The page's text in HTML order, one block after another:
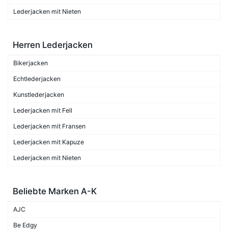
Lederjacken mit Nieten
Herren Lederjacken
Bikerjacken
Echtlederjacken
Kunstlederjacken
Lederjacken mit Fell
Lederjacken mit Fransen
Lederjacken mit Kapuze
Lederjacken mit Nieten
Beliebte Marken A-K
AJC
Be Edgy